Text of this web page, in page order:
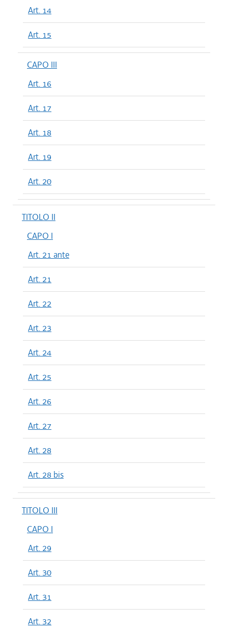
Art. 14
Art. 15
CAPO III
Art. 16
Art. 17
Art. 18
Art. 19
Art. 20
TITOLO II
CAPO I
Art. 21 ante
Art. 21
Art. 22
Art. 23
Art. 24
Art. 25
Art. 26
Art. 27
Art. 28
Art. 28 bis
TITOLO III
CAPO I
Art. 29
Art. 30
Art. 31
Art. 32